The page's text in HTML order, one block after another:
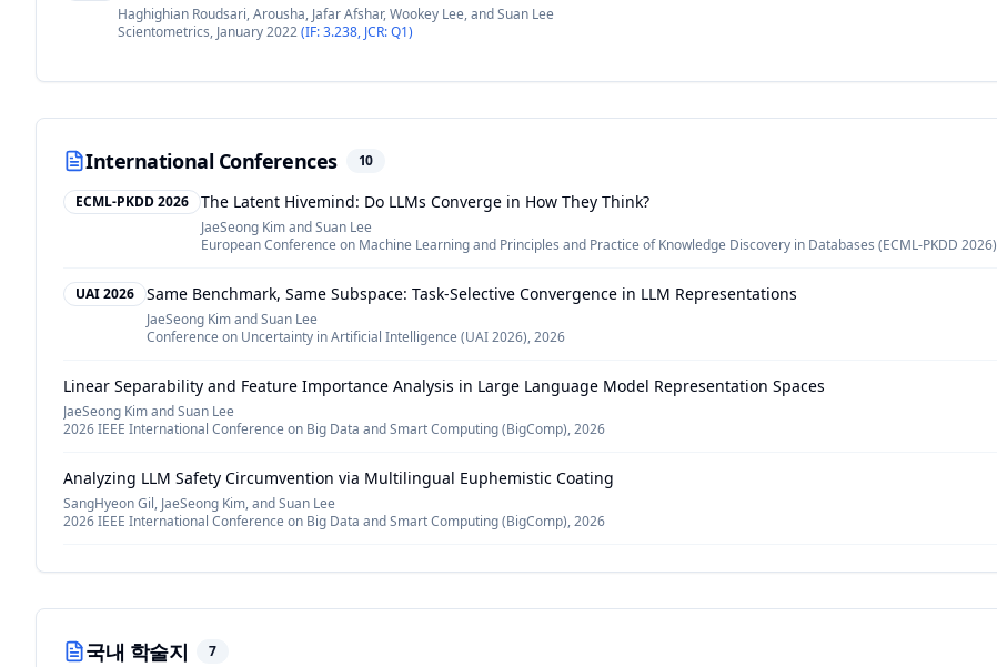
Haghighian Roudsari, Arousha, Jafar Afshar, Wookey Lee, and Suan Lee
Scientometrics, January 2022(IF: 3.238, JCR: Q1)
International Conferences 10
ECML-PKDD 2026 The Latent Hivemind: Do LLMs Converge in How They Think?
JaeSeong Kim and Suan Lee
European Conference on Machine Learning and Principles and Practice of Knowledge Discovery in Databases (ECML-PKDD 2026)
UAI 2026 Same Benchmark, Same Subspace: Task-Selective Convergence in LLM Representations
JaeSeong Kim and Suan Lee
Conference on Uncertainty in Artificial Intelligence (UAI 2026),2026
Linear Separability and Feature Importance Analysis in Large Language Model Representation Spaces
JaeSeong Kim and Suan Lee
2026 IEEE International Conference on Big Data and Smart Computing (BigComp),2026
Analyzing LLM Safety Circumvention via Multilingual Euphemistic Coating
SangHyeon Gil, JaeSeong Kim, and Suan Lee
2026 IEEE International Conference on Big Data and Smart Computing (BigComp),2026
Comparison and Analysis of Embedding Methods for Patent Documents
Big Data and Smart Computing (BigComp), 2021 IEEE International Conference on. IEEE, 2021.,January 17-20, 2021
Patent Prior Art Search using Deep Learning Language Model
국내 학술지 7